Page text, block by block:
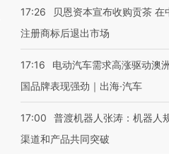
17:26
贝恩资本宣布收购贡茶 在
注册商标后退出市场
17:16
电动汽车需求高涨驱动澳
国品牌表现强劲｜出海·汽车
17:00
普渡机器人张涛：机器人
渠道和产品共同突破